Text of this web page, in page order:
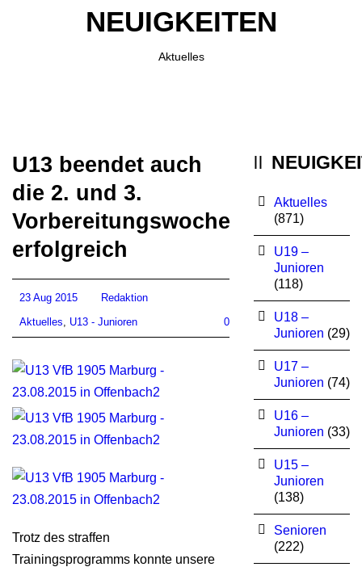
NEUIGKEITEN
Aktuelles
U13 beendet auch
die 2. und 3.
Vorbereitungswoche
erfolgreich
23 Aug 2015
Redaktion
Aktuelles, U13 - Junioren 0
Trotz des straffen
Trainingsprogramms konnte unsere
Aktuelles
(871)
U19 –
Junioren
(118)
U18 –
Junioren (29)
U17 –
Junioren (74)
U16 –
Junioren (33)
U15 –
Junioren
(138)
Senioren
(222)